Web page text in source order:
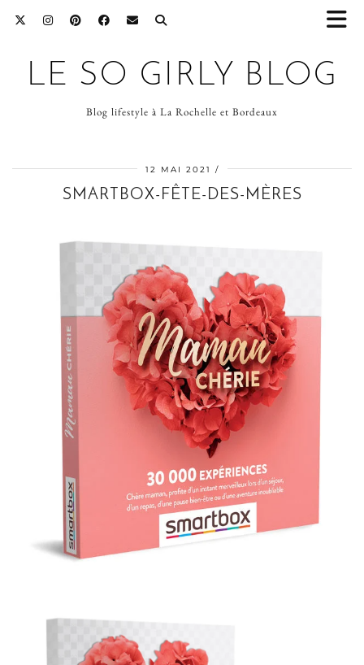
LE SO GIRLY BLOG
Blog lifestyle à La Rochelle et Bordeaux
12 MAI 2021
SMARTBOX-FÊTE-DES-MÈRES